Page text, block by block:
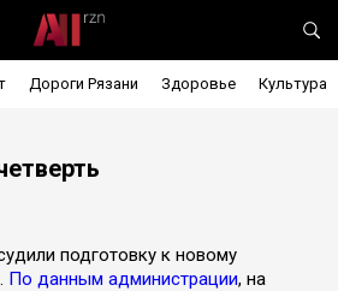
Дороги Рязани Здоровье Культура
подготовку к новому
По данным администрации, на